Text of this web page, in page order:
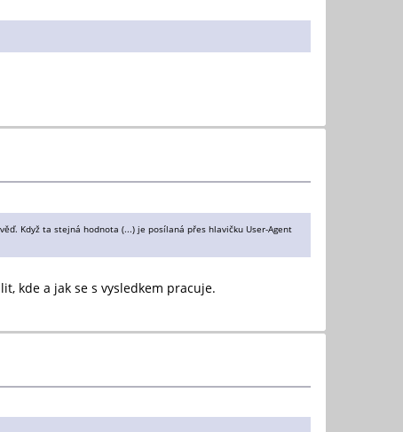
Když ta stejná hodnota (...) je posílaná přes hlavičku User-Agent
kde a jak se s vysledkem pracuje.